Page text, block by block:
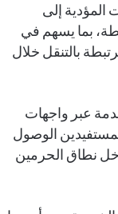
المؤدية إلى
بما يسهم في
بالتنقل خلال
عبر واجهات
الوصول
نطاق الحرمين